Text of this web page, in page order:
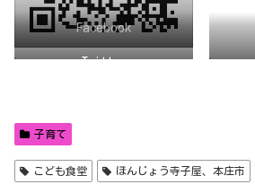
Facebook
Twitter
子育て
こども食堂 ほんじょう寺子屋、本庄市